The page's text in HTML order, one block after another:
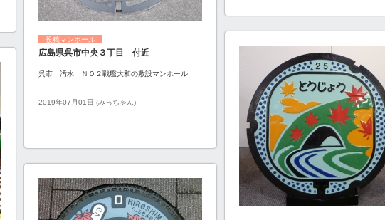
投稿マンホール
広島県呉市中央３丁目 付近
呉市 汚水 ＮＯ２戦艦大和の敷設マンホール
2019年07月01日 (みっちゃん)